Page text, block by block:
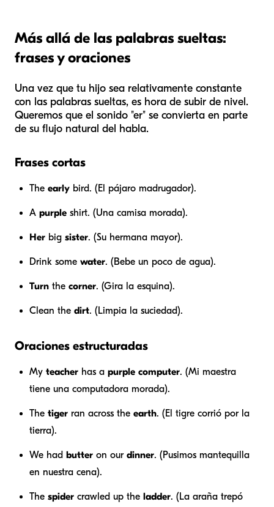
Más allá de las palabras sueltas:
frases y oraciones
Una vez que tu hijo sea relativamente constante
con las palabras sueltas, es hora de subir de nivel.
Queremos que el sonido "er" se convierta en parte
de su flujo natural del habla.
Frases cortas
The early bird. (El pájaro madrugador).
A purple shirt. (Una camisa morada).
Her big sister. (Su hermana mayor).
Drink some water. (Bebe un poco de agua).
Turn the corner. (Gira la esquina).
Clean the dirt. (Limpia la suciedad).
Oraciones estructuradas
My teacher has a purple computer. (Mi maestra
tiene una computadora morada).
The tiger ran across the earth. (El tigre corrió por la
tierra).
We had butter on our dinner. (Pusimos mantequilla
en nuestra cena).
The spider crawled up the ladder. (La araña trepó